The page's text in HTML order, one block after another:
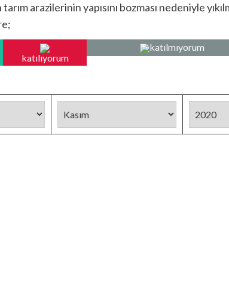
arazilerinin yapısını bozması nedeniyle
katılıyorum
katılmıyorum